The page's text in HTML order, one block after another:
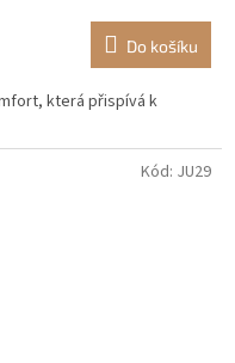
Do košíku
která přispívá k
Kód: JU29